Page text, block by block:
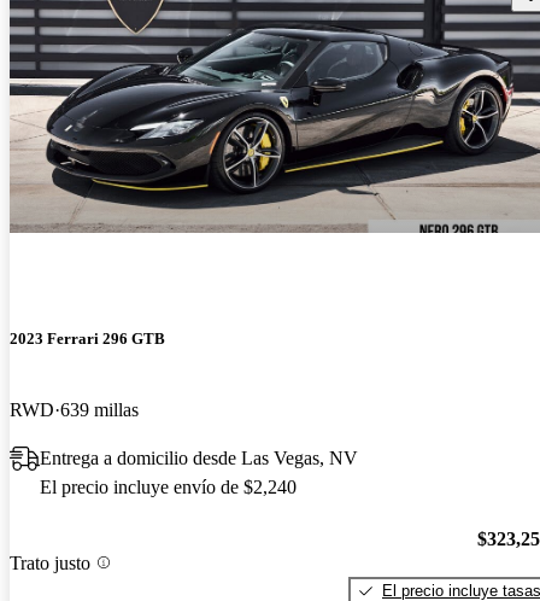
2023 Ferrari 296 GTB
RWD 639 millas
Entrega a domicilio desde Las Vegas, NV
El precio incluye envío de $2,240
Trato justo
El precio incluye tasas